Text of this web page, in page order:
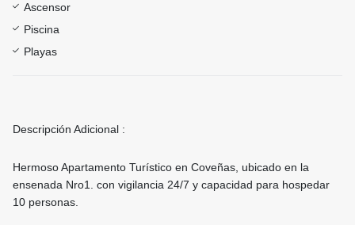
Ascensor
Piscina
Playas
Descripción Adicional :
Hermoso Apartamento Turístico en Coveñas, ubicado en la
ensenada Nro1. con vigilancia 24/7 y capacidad para hospedar
10 personas.